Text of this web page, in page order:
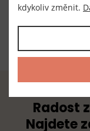
Dodavatel
TKACZIK s.r.o.
Radost
Najdete
kdykoliv změnit.